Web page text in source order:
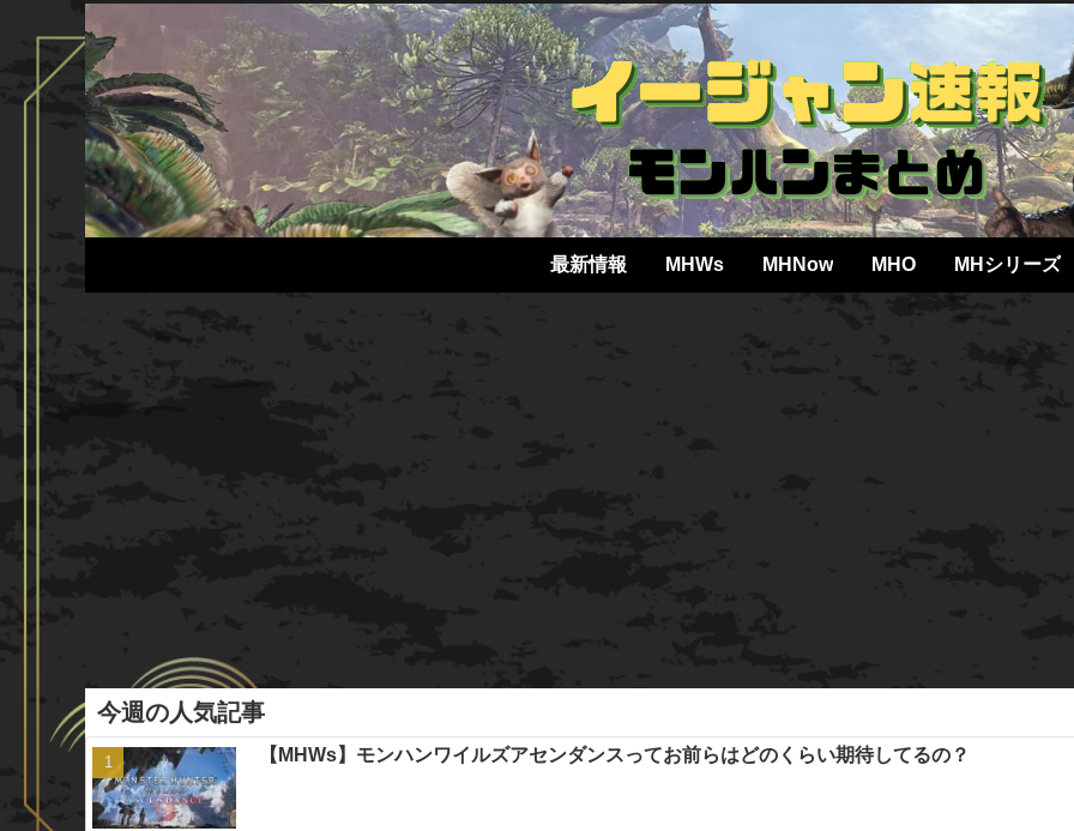
最新情報 MHWs MHNow MHO MHシリーズ
今週の人気記事
【MHWs】モンハンワイルズアセンダンスってお前らはどのくらい期待してるの？